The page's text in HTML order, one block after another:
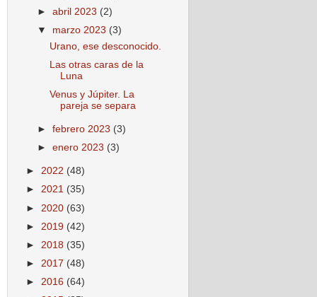
►abril 2023 (2)
▼ marzo 2023 (3)
Urano, ese desconocido.
Las otras caras de la
Luna
Venus y Júpiter. La
pareja se separa
►febrero 2023 (3)
►enero 2023 (3)
► 2022 (48)
► 2021 (35)
► 2020 (63)
► 2019 (42)
► 2018 (35)
► 2017 (48)
► 2016 (64)